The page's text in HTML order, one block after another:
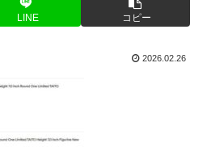
LINE コピー
2026.02.26